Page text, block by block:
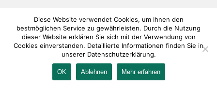
IMPRESSUM KONTAKT AGB DATENSCHUTZ
Diese Website verwendet Cookies, um Ihnen den
bestmöglichen Service zu gewährleisten. Durch die Nutzung
dieser Website erklären Sie sich mit der Verwendung von
Cookies einverstanden. Detaillierte Informationen finden Sie in
unserer Datenschutzerklärung.
OK Ablehnen Mehr erfahren